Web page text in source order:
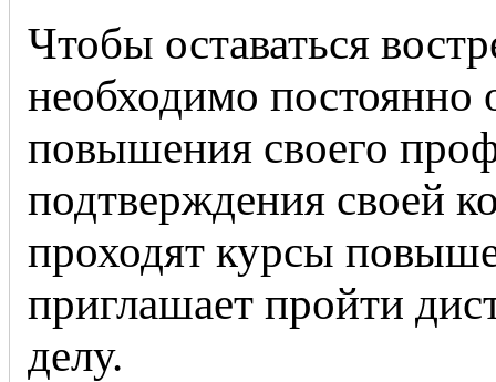
Чтобы оставаться
необходимо постоянно
повышения своего
подтверждения своей
проходят курсы
приглашает пройти
делу.